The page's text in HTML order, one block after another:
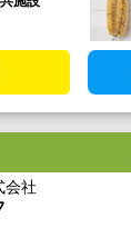
会社